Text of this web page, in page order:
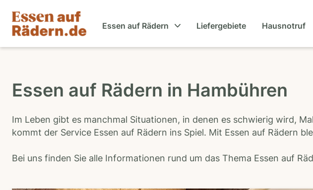
Essen auf Rädern Liefergebiete Hausnotruf
Essen auf Rädern in Hambühren
Im Leben gibt es manchmal Situationen, in denen es schwierig wird,
kommt der Service Essen auf Rädern ins Spiel. Mit Essen auf Rädern
Bei uns finden Sie alle Informationen rund um das Thema Essen auf